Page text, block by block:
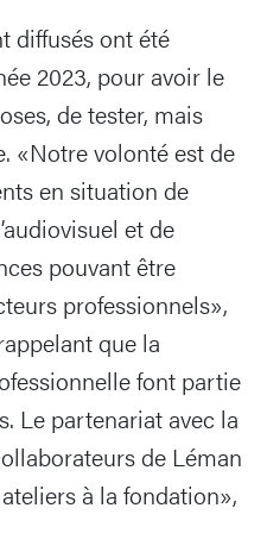
diffusés ont été
2023, pour avoir le
de tester, mais
«Notre volonté est de
en situation de
et de
pouvant être
professionnels»,
que la
font partie
Le partenariat avec la
de Léman
à la fondation»,